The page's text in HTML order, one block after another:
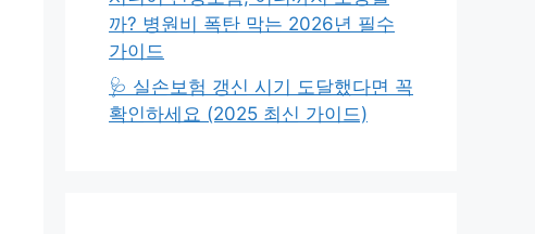
까? 병원비 폭탄 막는 2026년 필수
가이드
🩺 실손보험 갱신 시기 도달했다면 꼭
확인하세요 (2025 최신 가이드)